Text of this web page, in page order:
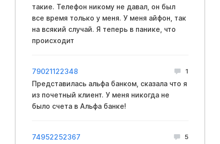
такие. Телефон никому не давал, он был
все время только у меня. У меня айфон, так
на всякий случай. Я теперь в панике, что
происходит
79021122348 1
Представилась альфа банком, сказала что я
из почетный клиент. У меня никогда не
было счета в Альфа банке!
74952252367 5